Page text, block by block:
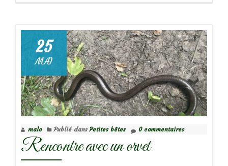
blog
a
15
ans!
25
MAI
malo Publié dansPetites bêtes 0 commentaires
Rencontre avec un orvet